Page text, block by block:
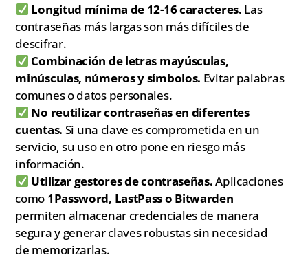
Longitud mínima de 12-16 caracteres. Las
contraseñas más largas son más difíciles de
descifrar.
Combinación de letras mayúsculas,
minúsculas, números y símbolos. Evitar palabras
comunes o datos personales.
No reutilizar contraseñas en diferentes
cuentas. Si una clave es comprometida en un
servicio, su uso en otro pone en riesgo más
información.
Utilizar gestores de contraseñas.Aplicaciones
como 1Password, LastPass o Bitwarden
permiten almacenar credenciales de manera
segura y generar claves robustas sin necesidad
de memorizarlas.